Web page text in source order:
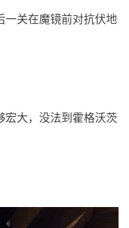
一关在魔镜前对抗伏地
宏大，没法到霍格沃茨